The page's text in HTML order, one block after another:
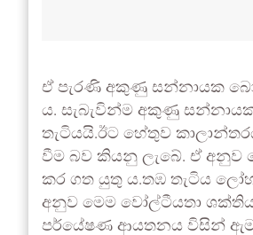
ඒ පැරණි අකුණු සන්නායක
ය. සැබැවින්ම අකුණු
තැටියයි.ඊට හේතුව
වීම බව කියනු ලැබේ. ඒ
කර ගත යුතු ය.තඹ තැටිය
අනුව මෙම වෝල්ටීයතා
පර්යේෂණ ආයතනය විසින්